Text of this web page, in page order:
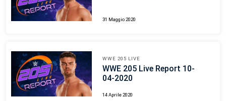
31 Maggio 2020
WWE 205 LIVE
WWE 205 Live Report 10-
04-2020
14 Aprile 2020